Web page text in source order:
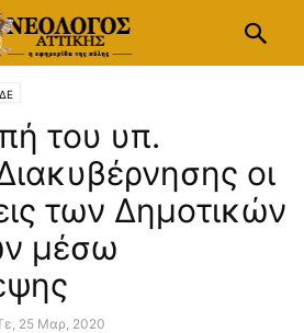
του υπ.
οι
των Δημοτικών
μέσω
25 Μαρ, 2020